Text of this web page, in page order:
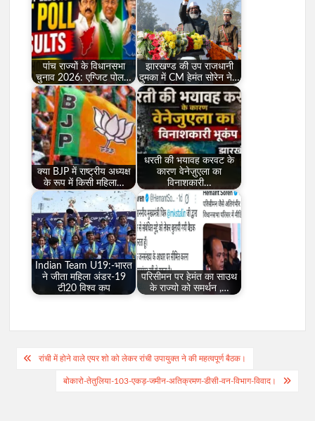
पांच राज्यों के विधानसभा
चुनाव 2026: एग्जिट पोल…
झारखण्ड की उप राजधानी
दुमका में CM हेमंत सोरेन ने…
क्या BJP में राष्ट्रीय अध्यक्ष
के रूप में किसी महिला…
धरती की भयावह करवट के
कारण वेनेज़ुएला का
विनाशकारी…
Indian Team U19:-भारत
ने जीता महिला अंडर-19
टी20 विश्व कप
परिसीमन पर हेमंत का साउथ
के राज्यो को समर्थन ,…
Post
navigation
रांची में होने वाले एयर शो को लेकर रांची उपायुक्त ने की महत्वपूर्ण बैठक।
बोकारो-तेतुलिया-103-एकड़-जमीन-अतिक्रमण-डीसी-वन-विभाग-विवाद।